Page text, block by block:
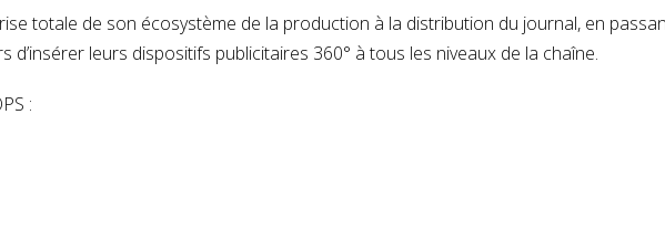
totale de son écosystème de la production à la distribution du journal, en
leurs dispositifs publicitaires 360° à tous les niveaux de la chaîne.
: